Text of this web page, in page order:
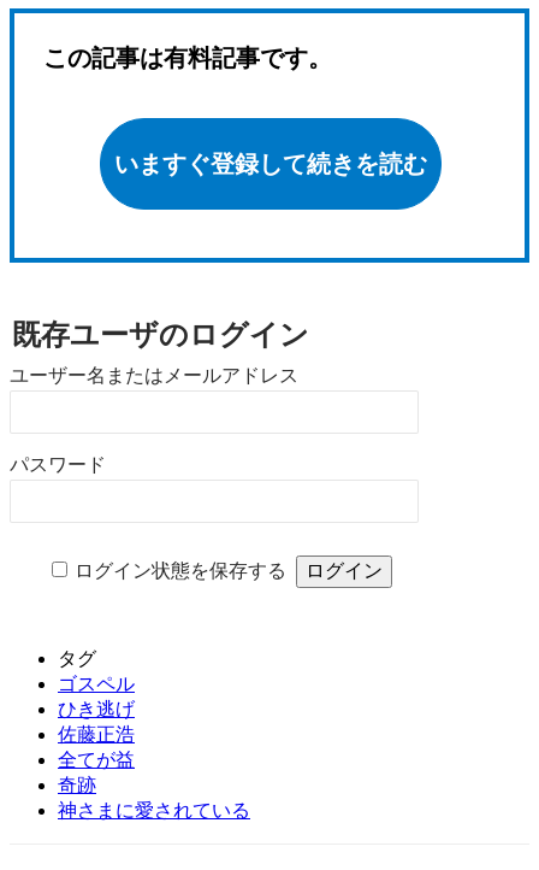
この記事は有料記事です。
いますぐ登録して続きを読む
既存ユーザのログイン
ユーザー名またはメールアドレス
パスワード
ログイン状態を保存する
タグ
ゴスペル
ひき逃げ
佐藤正浩
全てが益
奇跡
神さまに愛されている